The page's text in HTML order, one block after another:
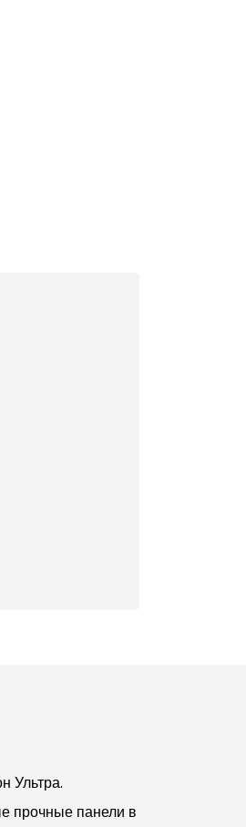
Ультра.
прочные панели в